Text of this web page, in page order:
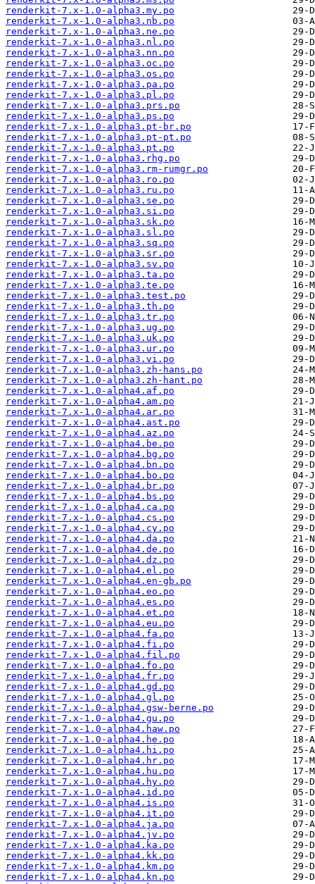
renderkit-7.x-1.0-alpha3.my.po
renderkit-7.x-1.0-alpha3.nb.po
renderkit-7.x-1.0-alpha3.ne.po
renderkit-7.x-1.0-alpha3.nl.po
renderkit-7.x-1.0-alpha3.nn.po
renderkit-7.x-1.0-alpha3.oc.po
renderkit-7.x-1.0-alpha3.os.po
renderkit-7.x-1.0-alpha3.pa.po
renderkit-7.x-1.0-alpha3.pl.po
renderkit-7.x-1.0-alpha3.prs.po
renderkit-7.x-1.0-alpha3.ps.po
renderkit-7.x-1.0-alpha3.pt-br.po
renderkit-7.x-1.0-alpha3.pt-pt.po
renderkit-7.x-1.0-alpha3.pt.po
renderkit-7.x-1.0-alpha3.rhg.po
renderkit-7.x-1.0-alpha3.rm-rumgr.po
renderkit-7.x-1.0-alpha3.ro.po
renderkit-7.x-1.0-alpha3.ru.po
renderkit-7.x-1.0-alpha3.se.po
renderkit-7.x-1.0-alpha3.si.po
renderkit-7.x-1.0-alpha3.sk.po
renderkit-7.x-1.0-alpha3.sl.po
renderkit-7.x-1.0-alpha3.sq.po
renderkit-7.x-1.0-alpha3.sr.po
renderkit-7.x-1.0-alpha3.sv.po
renderkit-7.x-1.0-alpha3.ta.po
renderkit-7.x-1.0-alpha3.te.po
renderkit-7.x-1.0-alpha3.test.po
renderkit-7.x-1.0-alpha3.th.po
renderkit-7.x-1.0-alpha3.tr.po
renderkit-7.x-1.0-alpha3.ug.po
renderkit-7.x-1.0-alpha3.uk.po
renderkit-7.x-1.0-alpha3.ur.po
renderkit-7.x-1.0-alpha3.vi.po
renderkit-7.x-1.0-alpha3.zh-hans.po
renderkit-7.x-1.0-alpha3.zh-hant.po
renderkit-7.x-1.0-alpha4.af.po
renderkit-7.x-1.0-alpha4.am.po
renderkit-7.x-1.0-alpha4.ar.po
renderkit-7.x-1.0-alpha4.ast.po
renderkit-7.x-1.0-alpha4.az.po
renderkit-7.x-1.0-alpha4.be.po
renderkit-7.x-1.0-alpha4.bg.po
renderkit-7.x-1.0-alpha4.bn.po
renderkit-7.x-1.0-alpha4.bo.po
renderkit-7.x-1.0-alpha4.br.po
renderkit-7.x-1.0-alpha4.bs.po
renderkit-7.x-1.0-alpha4.ca.po
renderkit-7.x-1.0-alpha4.cs.po
renderkit-7.x-1.0-alpha4.cy.po
renderkit-7.x-1.0-alpha4.da.po
renderkit-7.x-1.0-alpha4.de.po
renderkit-7.x-1.0-alpha4.dz.po
renderkit-7.x-1.0-alpha4.el.po
renderkit-7.x-1.0-alpha4.en-gb.po
renderkit-7.x-1.0-alpha4.eo.po
renderkit-7.x-1.0-alpha4.es.po
renderkit-7.x-1.0-alpha4.et.po
renderkit-7.x-1.0-alpha4.eu.po
renderkit-7.x-1.0-alpha4.fa.po
renderkit-7.x-1.0-alpha4.fi.po
renderkit-7.x-1.0-alpha4.fil.po
renderkit-7.x-1.0-alpha4.fo.po
renderkit-7.x-1.0-alpha4.fr.po
renderkit-7.x-1.0-alpha4.gd.po
renderkit-7.x-1.0-alpha4.gl.po
renderkit-7.x-1.0-alpha4.gsw-berne.po
renderkit-7.x-1.0-alpha4.gu.po
renderkit-7.x-1.0-alpha4.haw.po
renderkit-7.x-1.0-alpha4.he.po
renderkit-7.x-1.0-alpha4.hi.po
renderkit-7.x-1.0-alpha4.hr.po
renderkit-7.x-1.0-alpha4.hu.po
renderkit-7.x-1.0-alpha4.hy.po
renderkit-7.x-1.0-alpha4.id.po
renderkit-7.x-1.0-alpha4.is.po
renderkit-7.x-1.0-alpha4.it.po
renderkit-7.x-1.0-alpha4.ja.po
renderkit-7.x-1.0-alpha4.jv.po
renderkit-7.x-1.0-alpha4.ka.po
renderkit-7.x-1.0-alpha4.kk.po
renderkit-7.x-1.0-alpha4.km.po
renderkit-7.x-1.0-alpha4.kn.po